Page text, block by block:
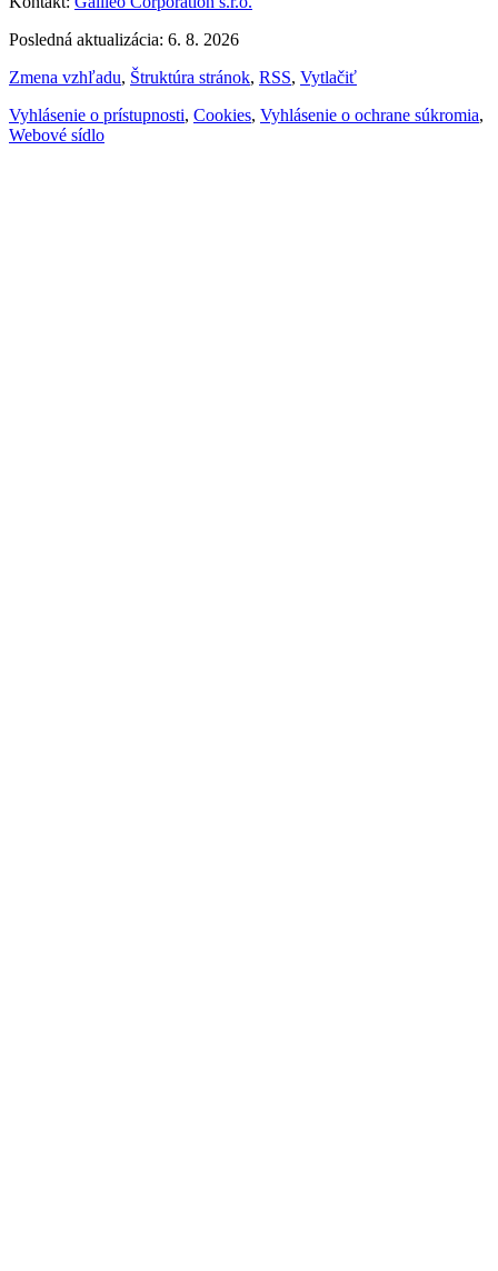
Posledná aktualizácia: 6. 8. 2026
Zmena vzhľadu, Štruktúra stránok, RSS, Vytlačiť
Vyhlásenie o prístupnosti, Cookies, Vyhlásenie o ochrane súkromia,
Webové sídlo